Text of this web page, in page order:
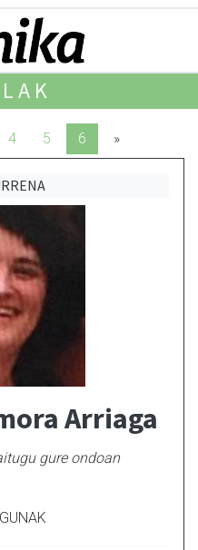
4 5 6 »
Arriaga
gure ondoan